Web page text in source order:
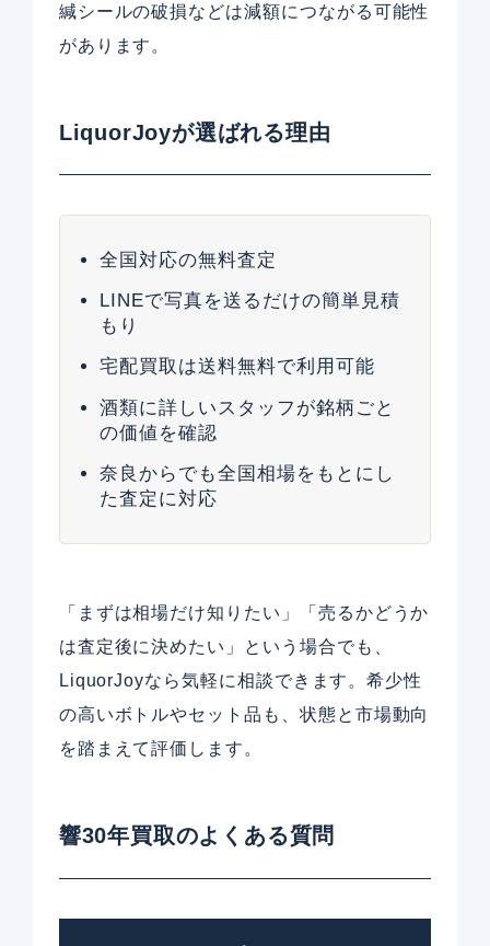
緘シールの破損などは減額につながる可能性
があります。
LiquorJoyが選ばれる理由
全国対応の無料査定
LINEで写真を送るだけの簡単見積
もり
宅配買取は送料無料で利用可能
酒類に詳しいスタッフが銘柄ごと
の価値を確認
奈良からでも全国相場をもとにし
た査定に対応
「まずは相場だけ知りたい」「売るかどうか
は査定後に決めたい」という場合でも、
LiquorJoyなら気軽に相談できます。希少性
の高いボトルやセット品も、状態と市場動向
を踏まえて評価します。
響30年買取のよくある質問